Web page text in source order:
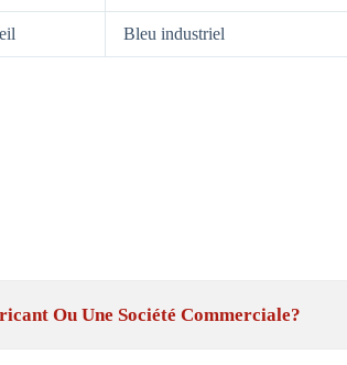
Bleu industriel
Ou Une Société Commerciale?